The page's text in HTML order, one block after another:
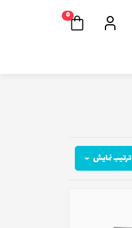
0
ترتیب نمایش